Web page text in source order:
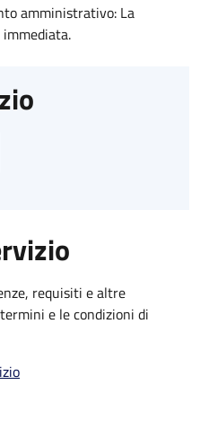
amministrativo: La
requisiti e altre
e le condizioni di